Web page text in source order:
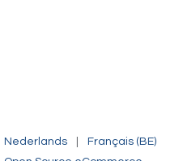
Nederlands
Français (BE)